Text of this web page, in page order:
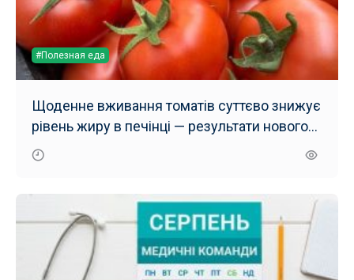
#Полезная еда
Щоденне вживання томатів суттєво знижує
рівень жиру в печінці — результати нового
дослідження